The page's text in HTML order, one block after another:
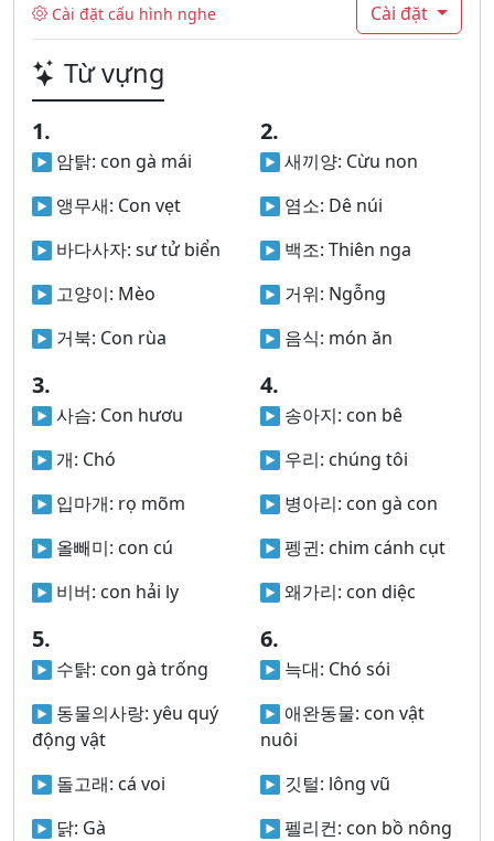
Cài đặt cấu hình nghe Cài đặt
Từ vựng
1.
암탉: con gà mái
앵무새: Con vẹt
바다사자: sư tử biển
고양이: Mèo
거북: Con rùa
2.
새끼양: Cừu non
염소: Dê núi
백조: Thiên nga
거위: Ngỗng
음식: món ăn
3.
사슴: Con hươu
개: Chó
입마개: rọ mõm
올빼미: con cú
비버: con hải ly
4.
송아지: con bê
우리: chúng tôi
병아리: con gà con
펭귄: chim cánh cụt
왜가리: con diệc
5.
수탉: con gà trống
동물의사랑: yêu quý
động vật
돌고래: cá voi
닭: Gà
6.
늑대: Chó sói
애완동물: con vật
nuôi
깃털: lông vũ
펠리컨: con bồ nông